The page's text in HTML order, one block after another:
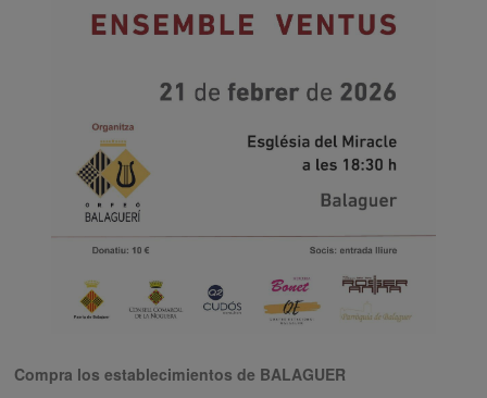
Compra los establecimientos de BALAGUER